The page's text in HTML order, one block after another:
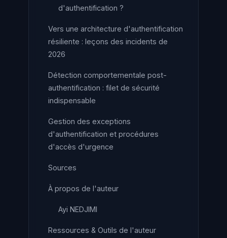
d'authentification ?
Vers une architecture d'authentification
résiliente : leçons des incidents de
2026
Détection comportementale post-
authentification : filet de sécurité
indispensable
Gestion des exceptions
d'authentification et procédures
d'accès d'urgence
Sources
À propos de l'auteur
Ayi NEDJIMI
Ressources & Outils de l'auteur